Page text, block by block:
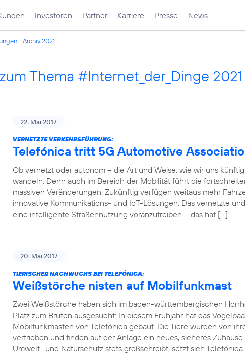
Investoren Partner Karriere Presse News
Archiv 2021
Thema #Internet_der_Dinge 2021
22. Mai 2017
VERNETZTE VERKEHRSFÜHRUNG:
Telefónica tritt 5G Automotive
Ob vernetzt oder autonom – die Art und Weise, wie wir uns
wandeln. Denn auch im Bereich der Mobilität führt die
massiven Veränderungen. Zukünftig verfügen weitaus mehr
innovative Kommunikations- und IoT-Lösungen. Das vernetzte
eine intelligente Straßennutzung voranzutreiben – das hat […]
20. Mai 2017
TIERISCHER NACHWUCHS BEI TELEFÓNICA:
Weißstörche nisten auf Mobilfunkmast
Zwei Weißstörche haben sich im baden-württembergischen
Platz zum Brüten ausgesucht: In diesem Frühjahr hat das
Mobilfunkmasten von Telefónica gebaut. Die Tiere wurden von
vertrieben und finden auf der Anlage ein neues, sicheres
Umwelt- und Naturschutz stets großschreibt, setzt sich